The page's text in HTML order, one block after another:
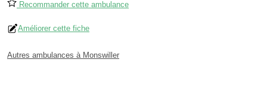
Recommander cette ambulance
Améliorer cette fiche
Autres ambulances à Monswiller